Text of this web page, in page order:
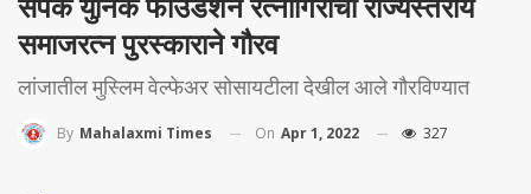
संपर्क युनिक फाउंडेशन रत्नागिरीचा राज्यस्तरीय
समाजरत्न पुरस्काराने गौरव
लांजातील मुस्लिम वेल्फेअर सोसायटीला देखील आले गौरविण्यात
By Mahalaxmi Times On Apr 1, 2022 327